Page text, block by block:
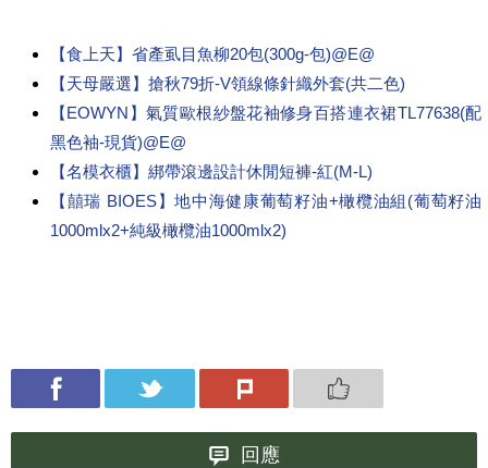
【食上天】省產虱目魚柳20包(300g-包)@E@
【天母嚴選】搶秋79折-V領線條針織外套(共二色)
【EOWYN】氣質歐根紗盤花袖修身百搭連衣裙TL77638(配
黑色袖-現貨)@E@
【名模衣櫃】綁帶滾邊設計休閒短褲-紅(M-L)
【囍瑞 BIOES】地中海健康葡萄籽油+橄欖油組(葡萄籽油
1000mlx2+純級橄欖油1000mlx2)
回應